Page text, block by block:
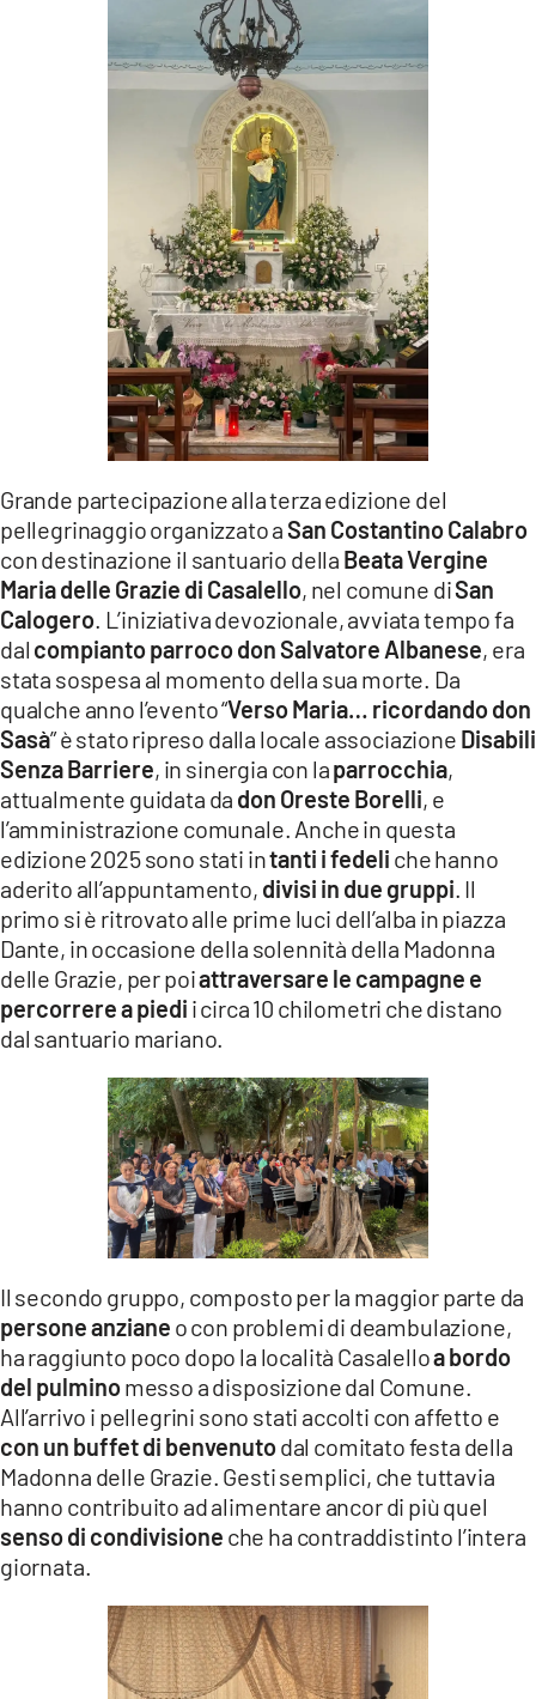
LACONAIR.IT
COSENZACHANNEL.IT
ILVIBONESE.IT
CATANZAROCHANNEL.IT
LACAPITALENEWS.IT
ANDROID
APPLE
Grande partecipazione alla terza edizione del
pellegrinaggio organizzato aSan Costantino Calabro
con destinazione il santuario della Beata Vergine
Maria delle Grazie di Casalello, nel comune diSan
Calogero. L’iniziativa devozionale, avviata tempo fa
dal compianto parroco don Salvatore Albanese, era
stata sospesa al momento della sua morte. Da
qualche anno l’evento “Verso Maria… ricordando don
Sasà” è stato ripreso dalla locale associazione Disabili
Senza Barriere, in sinergia con laparrocchia,
attualmente guidata da don Oreste Borelli, e
l’amministrazione comunale. Anche in questa
edizione 2025 sono stati intanti i fedeli che hanno
aderito all’appuntamento, divisi in due gruppi. Il
primo si è ritrovato alle prime luci dell’alba in piazza
Dante, in occasione della solennità della Madonna
delle Grazie, per poiattraversare le campagne e
percorrere a piedi i circa 10 chilometri che distano
dal santuario mariano.
Il secondo gruppo, composto per la maggior parte da
persone anziane o con problemi di deambulazione,
ha raggiunto poco dopo la località Casalelloa bordo
del pulminomesso a disposizione dal Comune.
All’arrivo i pellegrini sono stati accolti con affetto e
con un buffet di benvenutodal comitato festa della
Madonna delle Grazie. Gesti semplici, che tuttavia
hanno contribuito ad alimentare ancor di più quel
senso di condivisione che ha contraddistinto l’intera
giornata.